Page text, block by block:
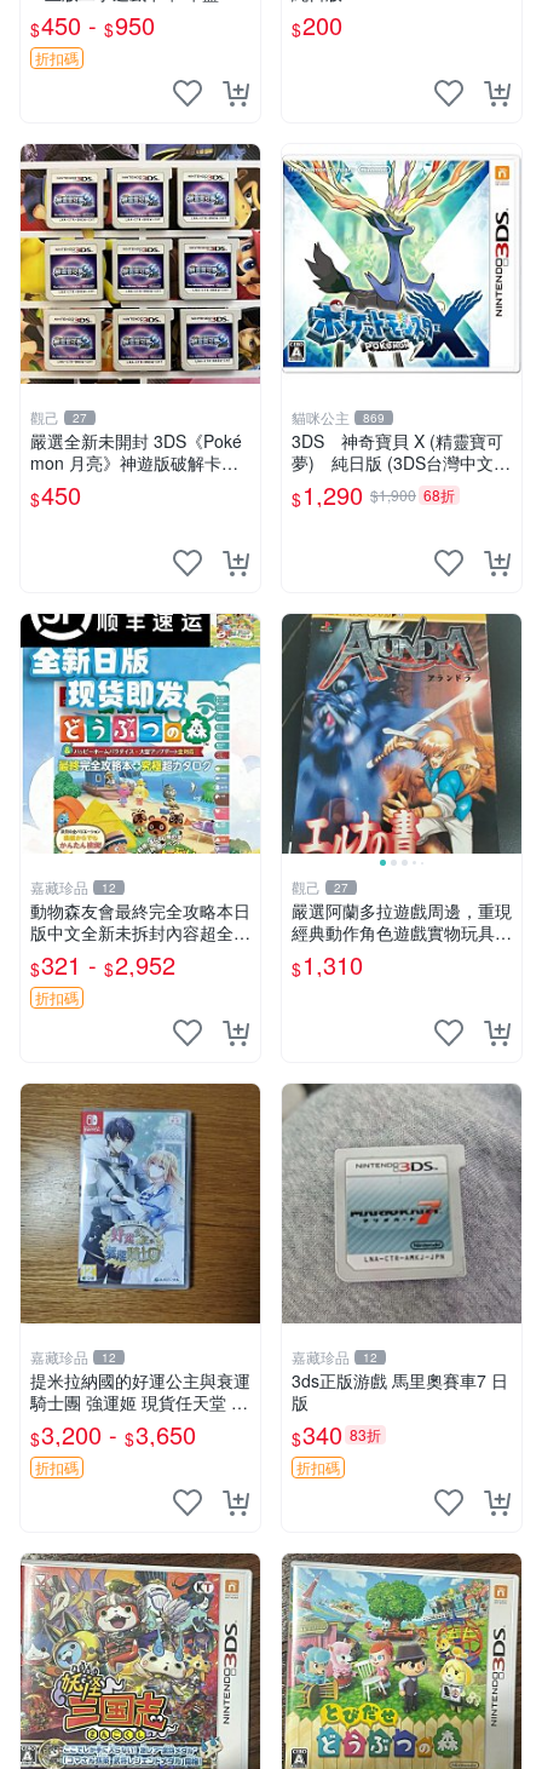
版 日版 美版 隨機發 Switch
武器 攻略本 Switch 主機 創
意道具
$450 - $950
折扣碼
$200
觀己 27
嚴選全新未開封 3DS《Poké
mon 月亮》神遊版破解卡帶
臺港通用 主機運行無誤 全新
中文卡帶 29元 3ds 卡帶 神游
$450
貓咪公主 869
3DS 神奇寶貝 X (精靈寶可
夢) 純日版 (3DS台灣中文機
不能玩) 二手品
$1,290 $1,900 68折
嘉藏珍品 12
動物森友會最終完全攻略本日
版中文全新未拆封內容超全適
合收藏或送禮機器人機型通用
支持簡體中文日版港版 最終
完全攻略本 機器人 港版
$321 - $2,952
折扣碼
觀己 27
嚴選阿蘭多拉遊戲周邊，重現
經典動作角色遊戲實物玩具，
成色優良，即刻收藏 小霸王
PS1 遊戲週邊 劇情收藏 任天
$1,310
嘉藏珍品 12
提米拉納國的好運公主與衰運
騎士團 強運姬 現貨任天堂 S
witch ns 游戲卡帶 成色外觀
無損 版本外版中文 功能正常
讀卡 物流申通非偏遠，飛機
$3,200 - $3,650
折扣碼
嘉藏珍品 12
3ds正版游戲 馬里奧賽車7 日
版
$340 83折
折扣碼